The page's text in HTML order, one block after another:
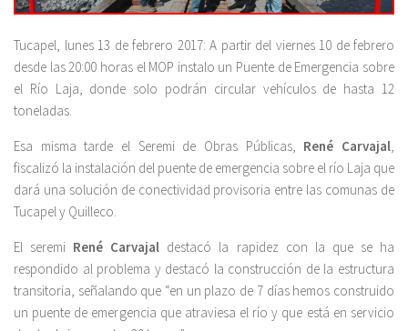
Tucapel, lunes 13 de febrero 2017: A partir del viernes 10 de febrero
desde las 20:00 horas el MOP instalo un Puente de Emergencia sobre
el Río Laja, donde solo podrán circular vehículos de hasta 12
toneladas.
Esa misma tarde el Seremi de Obras Públicas, René Carvajal,
fiscalizó la instalación del puente de emergencia sobre el río Laja que
dará una solución de conectividad provisoria entre las comunas de
Tucapel y Quilleco.
El seremi René Carvajal destacó la rapidez con la que se ha
respondido al problema y destacó la construcción de la estructura
transitoria, señalando que “en un plazo de 7 días hemos construido
un puente de emergencia que atraviesa el río y que está en servicio